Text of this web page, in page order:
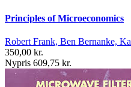
Principles of Microeconomics
Robert Frank, Ben Bernanke,
350,00 kr.
Nypris 609,75 kr.